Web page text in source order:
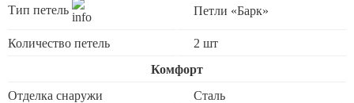
Тип петель Петли «Барк»
Количество петель
2 шт
Комфорт
Отделка снаружи
Сталь